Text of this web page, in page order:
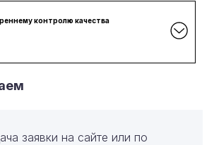
контролю качества
заявки на сайте или по